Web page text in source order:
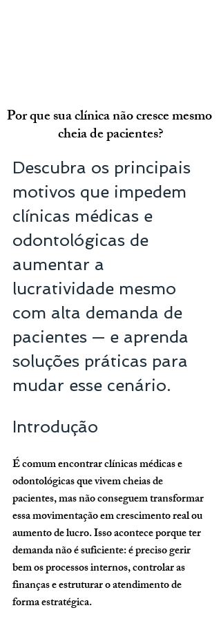
Por que sua clínica não cresce mesmo
cheia de pacientes?
Descubra os principais
motivos que impedem
clínicas médicas e
odontológicas de
aumentar a
lucratividade mesmo
com alta demanda de
pacientes — e aprenda
soluções práticas para
mudar esse cenário.
Introdução
É comum encontrar clínicas médicas e
odontológicas que vivem cheias de
pacientes, mas não conseguem transformar
essa movimentação em crescimento real ou
aumento de lucro. Isso acontece porque ter
demanda não é suficiente: é preciso gerir
bem os processos internos, controlar as
finanças e estruturar o atendimento de
forma estratégica.